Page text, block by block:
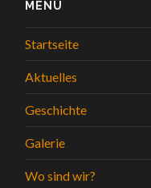
MENÜ
Startseite
Aktuelles
Geschichte
Galerie
Wo sind wir?